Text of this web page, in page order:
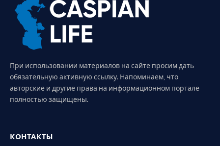
При использовании материалов на сайте просим дать
обязательную активную ссылку. Напоминаем, что
авторские и другие права на информационном портале
полностью защищены.
КОНТАКТЫ